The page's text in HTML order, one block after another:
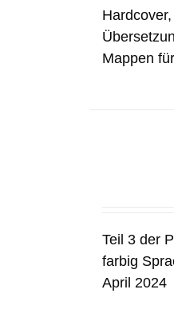
Mappen
Teil 3 der
farbig
April 2024